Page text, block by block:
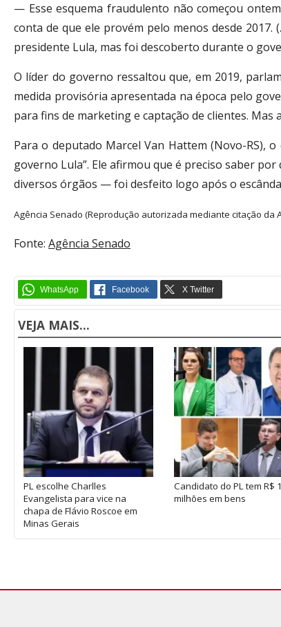
— Esse esquema fraudulento não começou
conta de que ele provém pelo menos desde
presidente Lula, mas foi descoberto durante o
O líder do governo ressaltou que, em 2019,
medida provisória apresentada na época pelo
para fins de marketing e captação de clientes.
Para o deputado Marcel Van Hattem (Novo-RS),
governo Lula”. Ele afirmou que é preciso saber
diversos órgãos — foi desfeito logo após o
Agência Senado (Reprodução autorizada mediante citação da
Fonte: Agência Senado
VEJA MAIS...
PL escolhe Charlles
Evangelista para vice na
chapa de Flávio Roscoe em
Minas Gerais
Candidato do PL tem R$
milhões em bens